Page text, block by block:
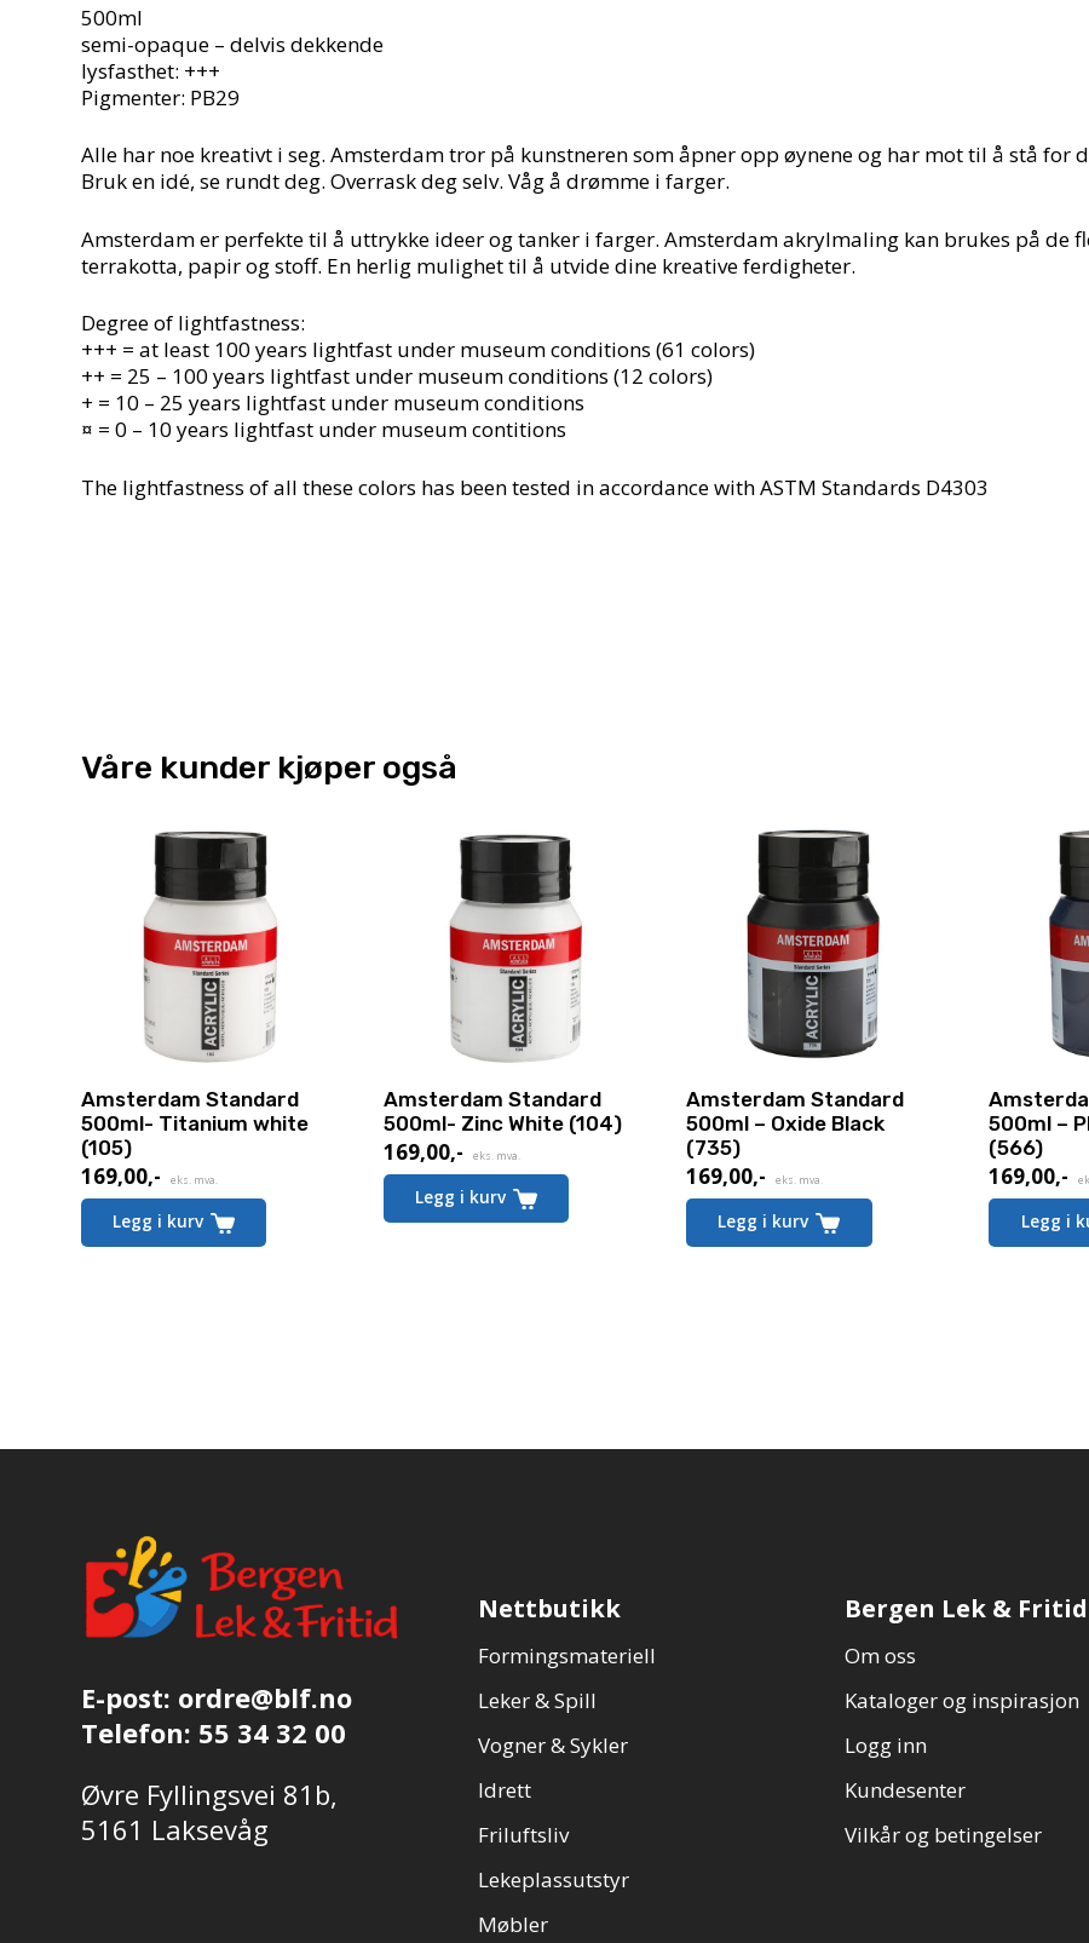
500ml
semi-opaque – delvis dekkende
lysfasthet: +++
Pigmenter: PB29
Alle har noe kreativt i seg. Amsterdam tror på kunstneren som åpner opp øynene og har mot til å stå for
Bruk en idé, se rundt deg. Overrask deg selv. Våg å drømme i farger.
Amsterdam er perfekte til å uttrykke ideer og tanker i farger. Amsterdam akrylmaling kan brukes på de
terrakotta, papir og stoff. En herlig mulighet til å utvide dine kreative ferdigheter.
Degree of lightfastness:
+++ = at least 100 years lightfast under museum conditions (61 colors)
++ = 25 – 100 years lightfast under museum conditions (12 colors)
+ = 10 – 25 years lightfast under museum conditions
¤ = 0 – 10 years lightfast under museum contitions
The lightfastness of all these colors has been tested in accordance with ASTM Standards D4303
Våre kunder kjøper også
Amsterdam Standard
500ml- Titanium white
(105)
169,00,- eks. mva.
Legg i kurv
Amsterdam Standard
500ml- Zinc White (104)
169,00,- eks. mva.
Legg i kurv
Amsterdam Standard
500ml – Oxide Black
(735)
169,00,- eks. mva.
Legg i kurv
500ml –
(566)
169,00,-
Legg i
E-post: ordre@blf.no
Telefon: 55 34 32 00
Øvre Fyllingsvei 81b,
5161 Laksevåg
Nettbutikk
Formingsmateriell
Leker & Spill
Vogner & Sykler
Idrett
Friluftsliv
Lekeplassutstyr
Møbler
Bergen Lek & Fritid
Om oss
Kataloger og inspirasjon
Logg inn
Kundesenter
Vilkår og betingelser